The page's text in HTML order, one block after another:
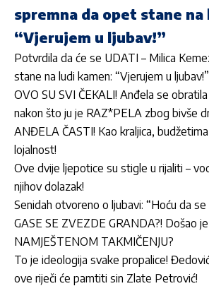
spremna da opet stane na
“Vjerujem u ljubav!”
Potvrdila da će se UDATI – Milica
stane na ludi kamen: “Vjerujem u ljubav!”
OVO SU SVI ČEKALI! Anđela se
nakon što ju je RAZ*PELA zbog bivše
ANĐELA ČASTI! Kao kraljica,
lojalnost!
Ove dvije ljepotice su stigle u rijaliti –
njihov dolazak!
Senidah otvoreno o ljubavi: “Hoću da se
GASE SE ZVEZDE GRANDA?! Došao je
NAMJEŠTENOM TAKMIČENJU?
To je ideologija svake propalice!
ove riječi će pamtiti sin Zlate Petrović!